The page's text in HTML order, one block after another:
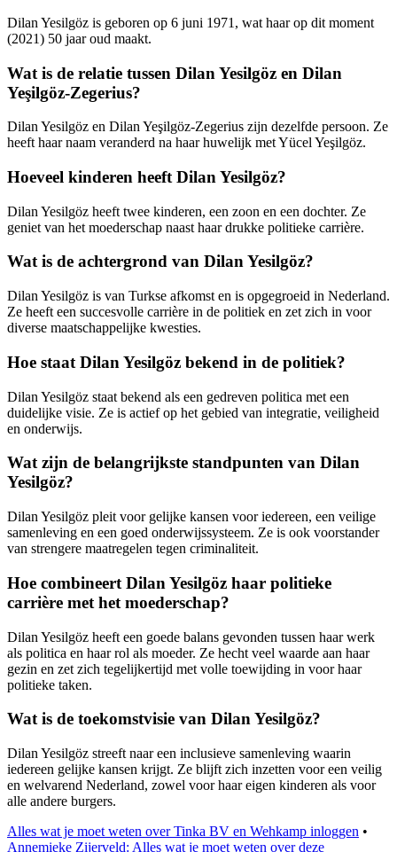
Dilan Yesilgöz is geboren op 6 juni 1971, wat haar op dit moment
(2021) 50 jaar oud maakt.
Wat is de relatie tussen Dilan Yesilgöz en Dilan
Yeşilgöz-Zegerius?
Dilan Yesilgöz en Dilan Yeşilgöz-Zegerius zijn dezelfde persoon. Ze
heeft haar naam veranderd na haar huwelijk met Yücel Yeşilgöz.
Hoeveel kinderen heeft Dilan Yesilgöz?
Dilan Yesilgöz heeft twee kinderen, een zoon en een dochter. Ze
geniet van het moederschap naast haar drukke politieke carrière.
Wat is de achtergrond van Dilan Yesilgöz?
Dilan Yesilgöz is van Turkse afkomst en is opgegroeid in Nederland.
Ze heeft een succesvolle carrière in de politiek en zet zich in voor
diverse maatschappelijke kwesties.
Hoe staat Dilan Yesilgöz bekend in de politiek?
Dilan Yesilgöz staat bekend als een gedreven politica met een
duidelijke visie. Ze is actief op het gebied van integratie, veiligheid
en onderwijs.
Wat zijn de belangrijkste standpunten van Dilan
Yesilgöz?
Dilan Yesilgöz pleit voor gelijke kansen voor iedereen, een veilige
samenleving en een goed onderwijssysteem. Ze is ook voorstander
van strengere maatregelen tegen criminaliteit.
Hoe combineert Dilan Yesilgöz haar politieke
carrière met het moederschap?
Dilan Yesilgöz heeft een goede balans gevonden tussen haar werk
als politica en haar rol als moeder. Ze hecht veel waarde aan haar
gezin en zet zich tegelijkertijd met volle toewijding in voor haar
politieke taken.
Wat is de toekomstvisie van Dilan Yesilgöz?
Dilan Yesilgöz streeft naar een inclusieve samenleving waarin
iedereen gelijke kansen krijgt. Ze blijft zich inzetten voor een veilig
en welvarend Nederland, zowel voor haar eigen kinderen als voor
alle andere burgers.
Alles wat je moet weten over Tinka BV en Wehkamp inloggen •
Annemieke Zijerveld: Alles wat je moet weten over deze